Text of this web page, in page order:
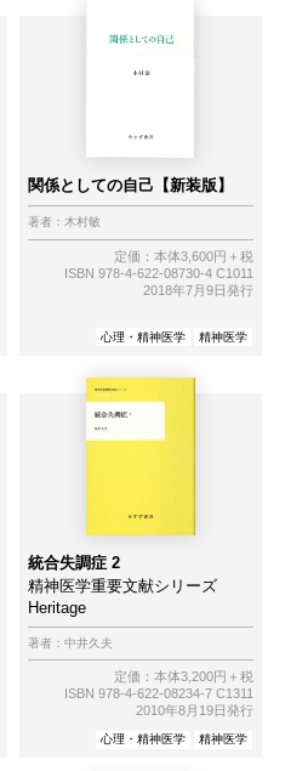
関係としての自己【新装版】
著者： 木村敏
定価：本体3,600円＋税
ISBN 978-4-622-08730-4 C1011
2018年7月9日発行
心理・精神医学 精神医学
統合失調症 2
精神医学重要文献シリーズ
Heritage
著者： 中井久夫
定価：本体3,200円＋税
ISBN 978-4-622-08234-7 C1311
2010年8月19日発行
心理・精神医学 精神医学